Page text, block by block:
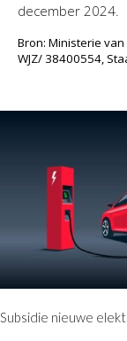
december 2024.
Bron: Ministerie
WJZ/ 38400554,
Subsidie nieuwe